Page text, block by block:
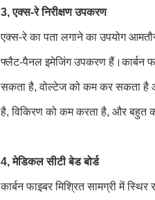
3, एक्स-रे निरीक्षण उपकरण
एक्स-रे का पता लगाने का उपयोग
फ्लैट-पैनल इमेजिंग उपकरण हैं।कार्बन
सकता है, वोल्टेज को कम कर सकता है
है, विकिरण को कम करता है, और बहुत
4, मेडिकल सीटी बेड बोर्ड
कार्बन फाइबर मिश्रित सामग्री में